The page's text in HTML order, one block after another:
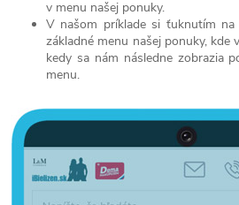
v menu našej ponuky.
V našom príklade si ťuknutím
základné menu našej ponuky, kde
kedy sa nám následne zobrazia
menu.